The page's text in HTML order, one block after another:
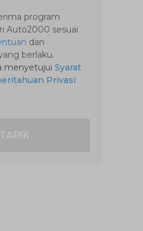
program
Auto2000 sesuai
dan
berlaku.
menyetujui Syarat
Privasi